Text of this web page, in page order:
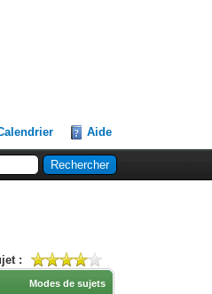
Aide
:
Modes de sujets